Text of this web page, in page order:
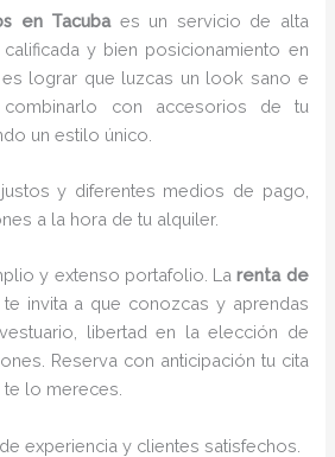
en Tacuba es un servicio de alta
y bien posicionamiento en
lograr que luzcas un look sano e
combinarlo con accesorios de tu
un estilo único.
y diferentes medios de pago,
a la hora de tu alquiler.
y extenso portafolio. Larenta de
te invita a que conozcas y aprendas
libertad en la elección de
Reserva con anticipación tu cita
lo mereces.
experiencia y clientes satisfechos.